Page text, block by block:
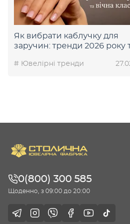
Як вибрати каблучку для
заручин: тренди 2026 року
# Ювелірні тренди
0(800) 300 585
Щоденно, з 09:00 до 20:00